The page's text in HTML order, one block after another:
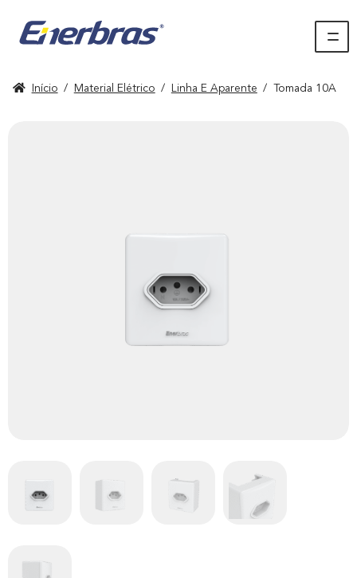
Início / Material Elétrico / Linha E Aparente / Tomada 10A